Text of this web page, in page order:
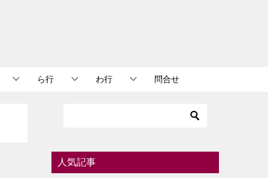
ら行 わ行 問合せ
人気記事